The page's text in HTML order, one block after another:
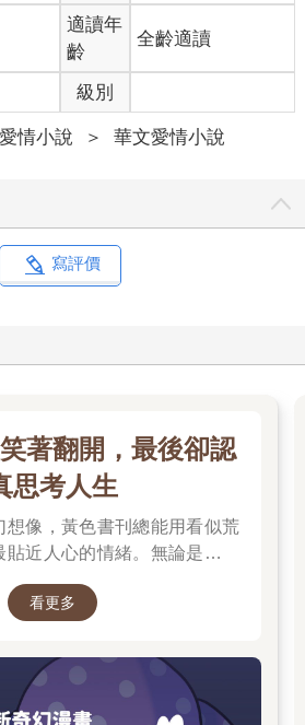
。」他點點頭，隨後伸出手，「陳鈞
。」
」楊婉真也伸出手回握。
的方向指去，「你不一起進去嗎？」
「我得趕回家吃晚餐，麻煩妳替我向
，說我下次再來看他們。」
正準備離開，卻突然被她手腕上的手繩
六色的編織手環，中間還有個小小的
眼熟，好像在哪見過，卻又想不起來。
遠處的一輛機車。心裡一緊，不自覺
上是三菜一湯，餐桌前也依舊只有陳媽
倆早已習慣陳爸爸每天早出晚歸的生
他今晚會回家吃飯。」陳媽媽一邊吃一
聲，繼續夾起一大把青菜到自己碗裡。
情也跟著嚴肅起來，「下個月你爸就要
選好學校了沒有？」
氣有些不悅，「這兩個月你在澳洲看了
意的吧？」
一下，才恍然大悟。原來他「消失」的
適讀年
齡
全齡適讀
級別
愛情小說 ＞ 華文愛情小說
寫評價
著翻開，最後卻認
思考人生
想像，黃色書刊總能用看似荒
近人心的情緒。無論是人生
筆下化成令人會心一笑、又忍
世界冒險，開啟全新故事篇
衣版值得收藏。無論是第一次
想一次補齊歷年代表作，這裡
看更多